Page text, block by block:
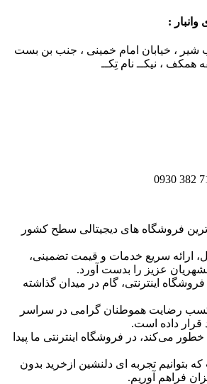
:
شیر ، خیابان امام خمینی ، جنب بن بست
، نیکــ نام تِکــ
فروشگاه های دیجیتالی سطح کشور
ارائه سریع خدمات و قیمت تضمینی،
عزیز را بدست آورد.
اینترنتی، گام در میدان گذاشته
کسب رضایت هموطنان گرامی در سراسر
قرار داده است.
می‌کند، در فروشگاه اینترنتی ما پیدا
بتوانیم تجربه ای دلنشین ازخرید بدون
فراهم آوریم.